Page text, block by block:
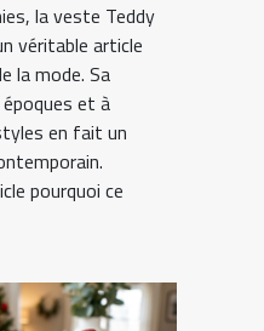
la veste Teddy
véritable article
la mode. Sa
et à
en fait un
pourquoi ce